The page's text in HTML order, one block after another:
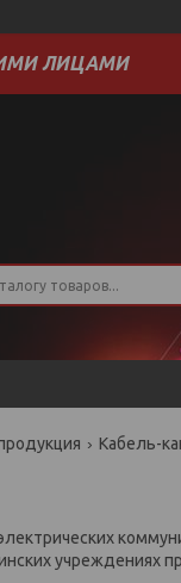
ЛИЦАМИ
Кабель-
учреждениях